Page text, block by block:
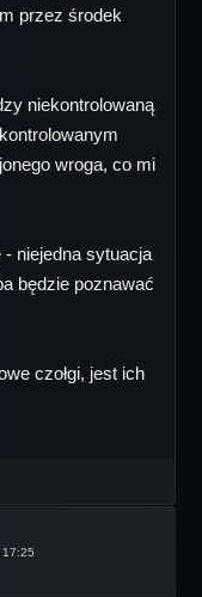
przez środek
niekontrolowaną
wroga, co mi
niejedna sytuacja
będzie poznawać
czołgi, jest ich